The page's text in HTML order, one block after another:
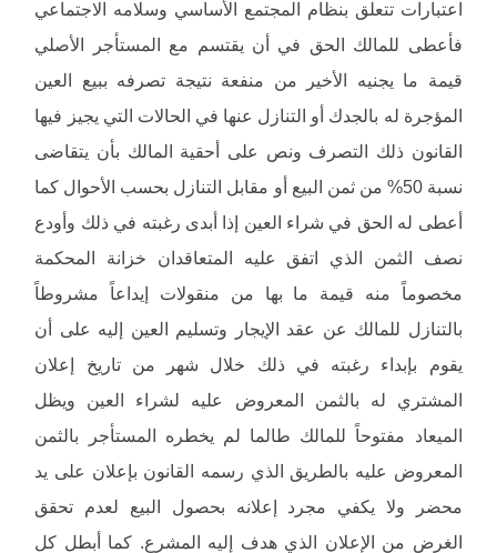
اعتبارات تتعلق بنظام المجتمع الأساسي وسلامه الاجتماعي
فأعطى للمالك الحق في أن يقتسم مع المستأجر الأصلي
قيمة ما يجنيه الأخير من منفعة نتيجة تصرفه ببيع العين
المؤجرة له بالجدك أو التنازل عنها في الحالات التي يجيز فيها
القانون ذلك التصرف ونص على أحقية المالك بأن يتقاضى
نسبة 50% من ثمن البيع أو مقابل التنازل بحسب الأحوال كما
أعطى له الحق في شراء العين إذا أبدى رغبته في ذلك وأودع
نصف الثمن الذي اتفق عليه المتعاقدان خزانة المحكمة
مخصوماً منه قيمة ما بها من منقولات إيداعاً مشروطاً
بالتنازل للمالك عن عقد الإيجار وتسليم العين إليه على أن
يقوم بإبداء رغبته في ذلك خلال شهر من تاريخ إعلان
المشتري له بالثمن المعروض عليه لشراء العين ويظل
الميعاد مفتوحاً للمالك طالما لم يخطره المستأجر بالثمن
المعروض عليه بالطريق الذي رسمه القانون بإعلان على يد
محضر ولا يكفي مجرد إعلانه بحصول البيع لعدم تحقق
الغرض من الإعلان الذي هدف إليه المشرع. كما أبطل كل